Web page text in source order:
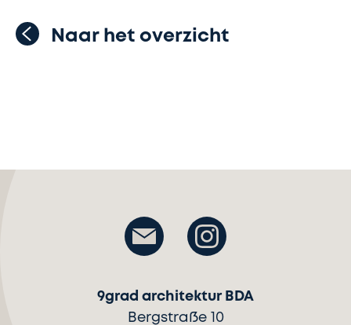
Naar het overzicht
9grad architektur BDA
Bergstraße 10